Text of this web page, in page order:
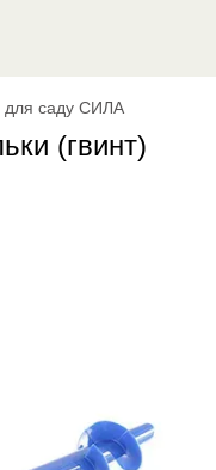
для саду СИЛА
(гвинт)